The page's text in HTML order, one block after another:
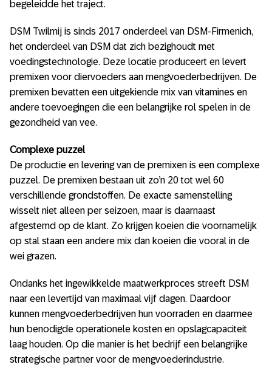
begeleidde het traject.
DSM Twilmij is sinds 2017 onderdeel van DSM-Firmenich,
het onderdeel van DSM dat zich bezighoudt met
voedingstechnologie. Deze locatie produceert en levert
premixen voor diervoeders aan mengvoederbedrijven. De
premixen bevatten een uitgekiende mix van vitamines en
andere toevoegingen die een belangrijke rol spelen in de
gezondheid van vee.
Complexe puzzel
De productie en levering van de premixen is een complexe
puzzel. De premixen bestaan uit zo’n 20 tot wel 60
verschillende grondstoffen. De exacte samenstelling
wisselt niet alleen per seizoen, maar is daarnaast
afgestemd op de klant. Zo krijgen koeien die voornamelijk
op stal staan een andere mix dan koeien die vooral in de
wei grazen.
Ondanks het ingewikkelde maatwerkproces streeft DSM
naar een levertijd van maximaal vijf dagen. Daardoor
kunnen mengvoederbedrijven hun voorraden en daarmee
hun benodigde operationele kosten en opslagcapaciteit
laag houden. Op die manier is het bedrijf een belangrijke
strategische partner voor de mengvoederindustrie.